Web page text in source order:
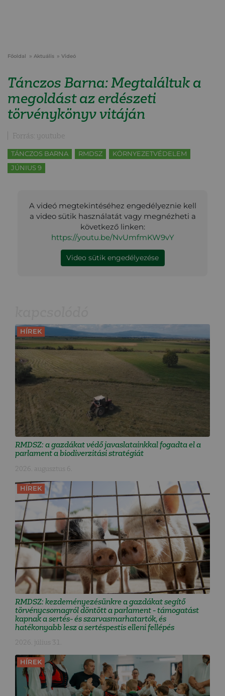
Főoldal Aktuális Videó
Tánczos Barna: Megtaláltuk a
megoldást az erdészeti
törvénykönyv vitáján
Forrás: youtube
TÁNCZOS BARNA RMDSZ
KÖRNYEZETVÉDELEM
JÚNIUS 9
A videó megtekintéséhez engedélyeznie kell
a video sütik használatát vagy megnézheti a
következő linken:
https://youtu.be/NvUmfmKW9vY
Video sütik engedélyezése
HÍREK
RMDSZ: a gazdákat védő javaslatainkkal fogadta el a
parlament a biodiverzitási stratégiát
2026. augusztus 6.
HÍREK
RMDSZ: kezdeményezésünkre a gazdákat segítő
törvénycsomagról döntött a parlament - támogatást
kapnak a sertés- és szarvasmarhatartók, és
hatékonyabb lesz a sertéspestis elleni fellépés
2026. július 31.
HÍREK